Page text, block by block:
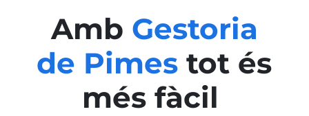
Amb Gestoria
de Pimes tot és
més fàcil